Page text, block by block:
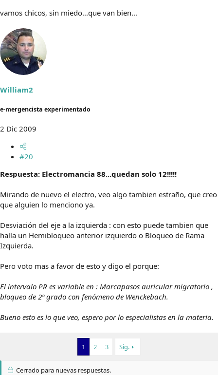
vamos chicos, sin miedo...que van bien...
William2
e-mergencista experimentado
2 Dic 2009
#20
Respuesta: Electromancia 88...quedan solo 12!!!!!
Mirando de nuevo el electro, veo algo tambien estraño, que creo
que alguien lo menciono ya.
Desviación del eje a la izquierda : con esto puede tambien que
halla un Hemibloqueo anterior izquierdo o Bloqueo de Rama
Izquierda.
Pero voto mas a favor de esto y digo el porque:
El intervalo PR es variable en : Marcapasos auricular migratorio ,
bloqueo de 2º grado con fenómeno de Wenckebach.
Bueno esto es lo que veo, espero por lo especialistas en la materia.
1 2 3 Sig.
Cerrado para nuevas respuestas.